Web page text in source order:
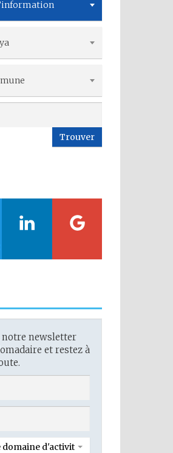
Trouver
notre newsletter
et restez à
d'activité